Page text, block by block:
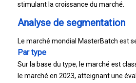
stimulant la croissance du marché.
Analyse de segmentation
Le marché mondial MasterBatch est
Par type
Sur la base du type, le marché est
le marché en 2023, atteignant une